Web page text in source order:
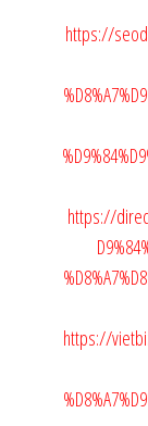
https://
https://
https://